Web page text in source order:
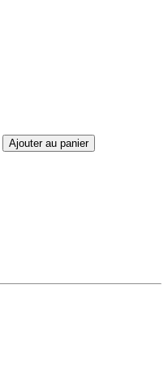
Ajouter au panier